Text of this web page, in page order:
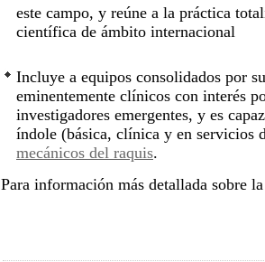
este campo, y reúne a la práctica
científica de ámbito internacional
Incluye a equipos consolidados por
eminentemente clínicos con interés
investigadores emergentes, y es
índole (básica, clínica y en servicios
mecánicos del raquis.
Para información más detallada sobre